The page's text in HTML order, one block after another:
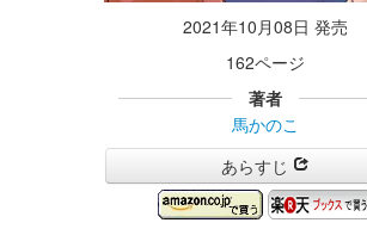
2021年10月08日 発売
162ページ
著者
馬かのこ
あらすじ